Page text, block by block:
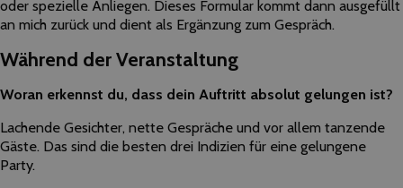
oder spezielle Anliegen. Dieses Formular kommt dann ausgefüllt
an mich zurück und dient als Ergänzung zum Gespräch.
Während der Veranstaltung
Woran erkennst du, dass dein Auftritt absolut gelungen ist?
Lachende Gesichter, nette Gespräche und vor allem tanzende
Gäste. Das sind die besten drei Indizien für eine gelungene
Party.